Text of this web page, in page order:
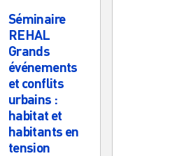
Séminaire
REHAL
Grands
événements
et conflits
urbains :
habitat et
habitants en
tension